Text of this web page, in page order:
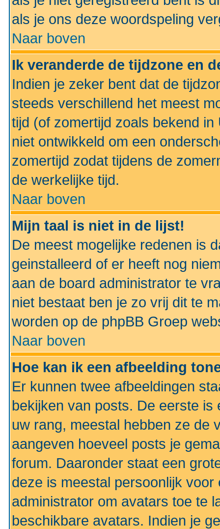
als je ons deze woordspeling
Naar boven
Ik veranderde de tijdzone en
Indien je zeker bent dat de
steeds verschillend het meest
tijd (of zomertijd zoals bekend
niet ontwikkeld om een
zomertijd zodat tijdens de
de werkelijke tijd.
Naar boven
Mijn taal is niet in de lijst!
De meest mogelijke redenen is
geinstalleerd of er heeft nog
aan de board administrator te
niet bestaat ben je zo vrij dit te
worden op de phpBB Groep
Naar boven
Hoe kan ik een afbeelding
Er kunnen twee afbeeldingen
bekijken van posts. De eerste
uw rang, meestal hebben ze de
aangeven hoeveel posts je
forum. Daaronder staat een
deze is meestal persoonlijk
administrator om avatars toe te
beschikbare avatars. Indien je